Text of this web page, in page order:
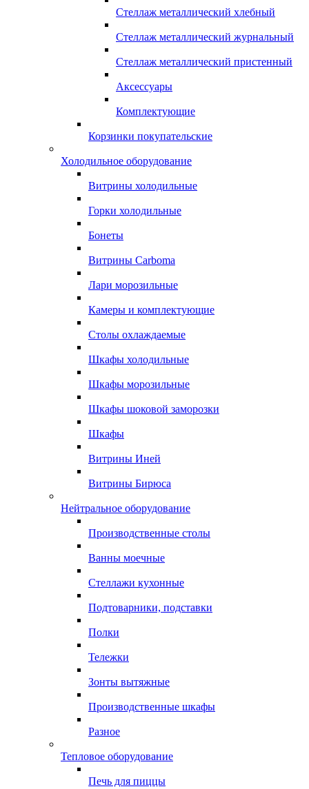
Стеллаж металлический хлебный
Стеллаж металлический журнальный
Стеллаж металлический пристенный
Аксессуары
Комплектующие
Корзинки покупательские
Холодильное оборудование
Витрины холодильные
Горки холодильные
Бонеты
Витрины Carboma
Лари морозильные
Камеры и комплектующие
Столы охлаждаемые
Шкафы холодильные
Шкафы морозильные
Шкафы шоковой заморозки
Шкафы
Витрины Иней
Витрины Бирюса
Нейтральное оборудование
Производственные столы
Ванны моечные
Стеллажи кухонные
Подтоварники, подставки
Полки
Тележки
Зонты вытяжные
Производственные шкафы
Разное
Тепловое оборудование
Печь для пиццы